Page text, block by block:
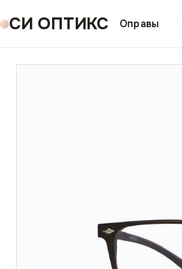
СИ ОПТИКС Оправы